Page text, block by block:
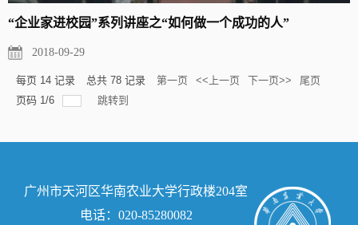
“企业家进校园”系列讲座之“如何做一个成功的人”
2018-09-29
每页 14 记录 总共 78 记录 第一页 <<上一页 下一页>>
尾页
页码 1/6 跳转到
广州市天河区华南农业大学行政楼204室
电话：020-85280082